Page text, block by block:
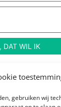
gebruiken wij